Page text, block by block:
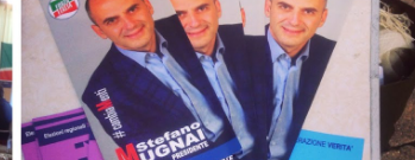
HA
DI FORZA ITALIA.
SI HA